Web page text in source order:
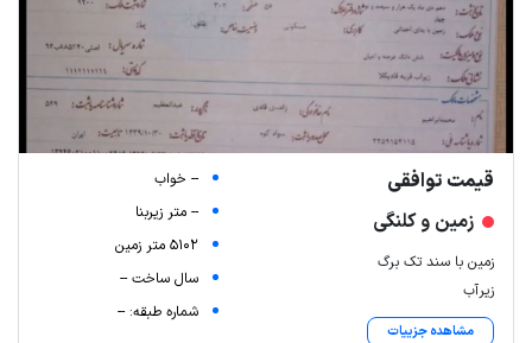
قیمت توافقی
زمین و کلنگی
زمین با سند تک برگ
زیرآب
مشاهده جزییات
-- خواب
-- متر زیربنا
5102 متر زمین
سال ساخت --
شماره طبقه: --